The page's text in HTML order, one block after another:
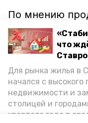
что
Для рынка жилья в
начался с высокого
недвижимости и
столицей и
квартале года в
По мнению
творчеством
младшему
выхода из
парень «не
Ранее
Instagram